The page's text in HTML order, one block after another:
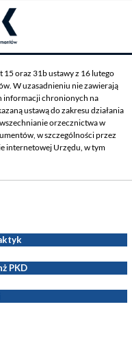
15 oraz 31b ustawy z 16 lutego
W uzasadnieniu nie zawierają
informacji chronionych na
ustawą do zakresu działania
orzecznictwa w
w szczególności przez
internetowej Urzędu, w tym
PKD